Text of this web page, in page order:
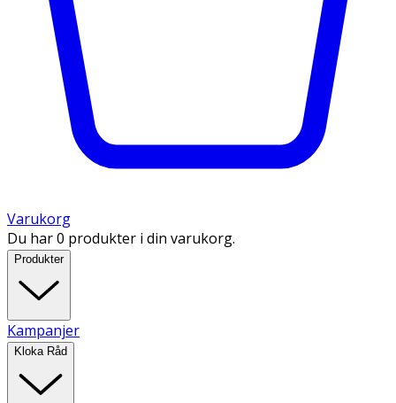
Varukorg
Du har 0 produkter i din varukorg.
Produkter
Kampanjer
Kloka Råd